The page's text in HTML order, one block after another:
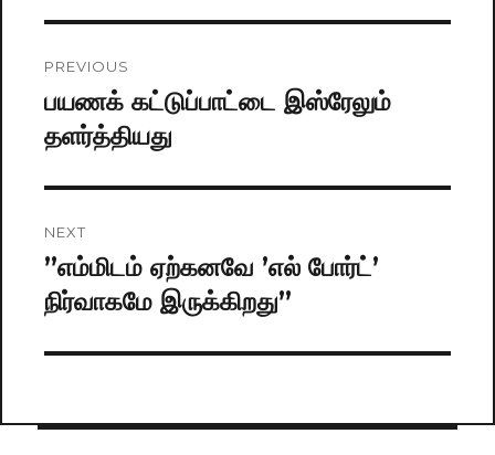
navigation
PREVIOUS
Previous
post:
பயணக் கட்டுப்பாட்டை இஸ்ரேலும்
தளர்த்தியது
NEXT
Next
post:
”எம்மிடம் ஏற்கனவே ’எல் போர்ட்’
நிர்வாகமே இருக்கிறது”